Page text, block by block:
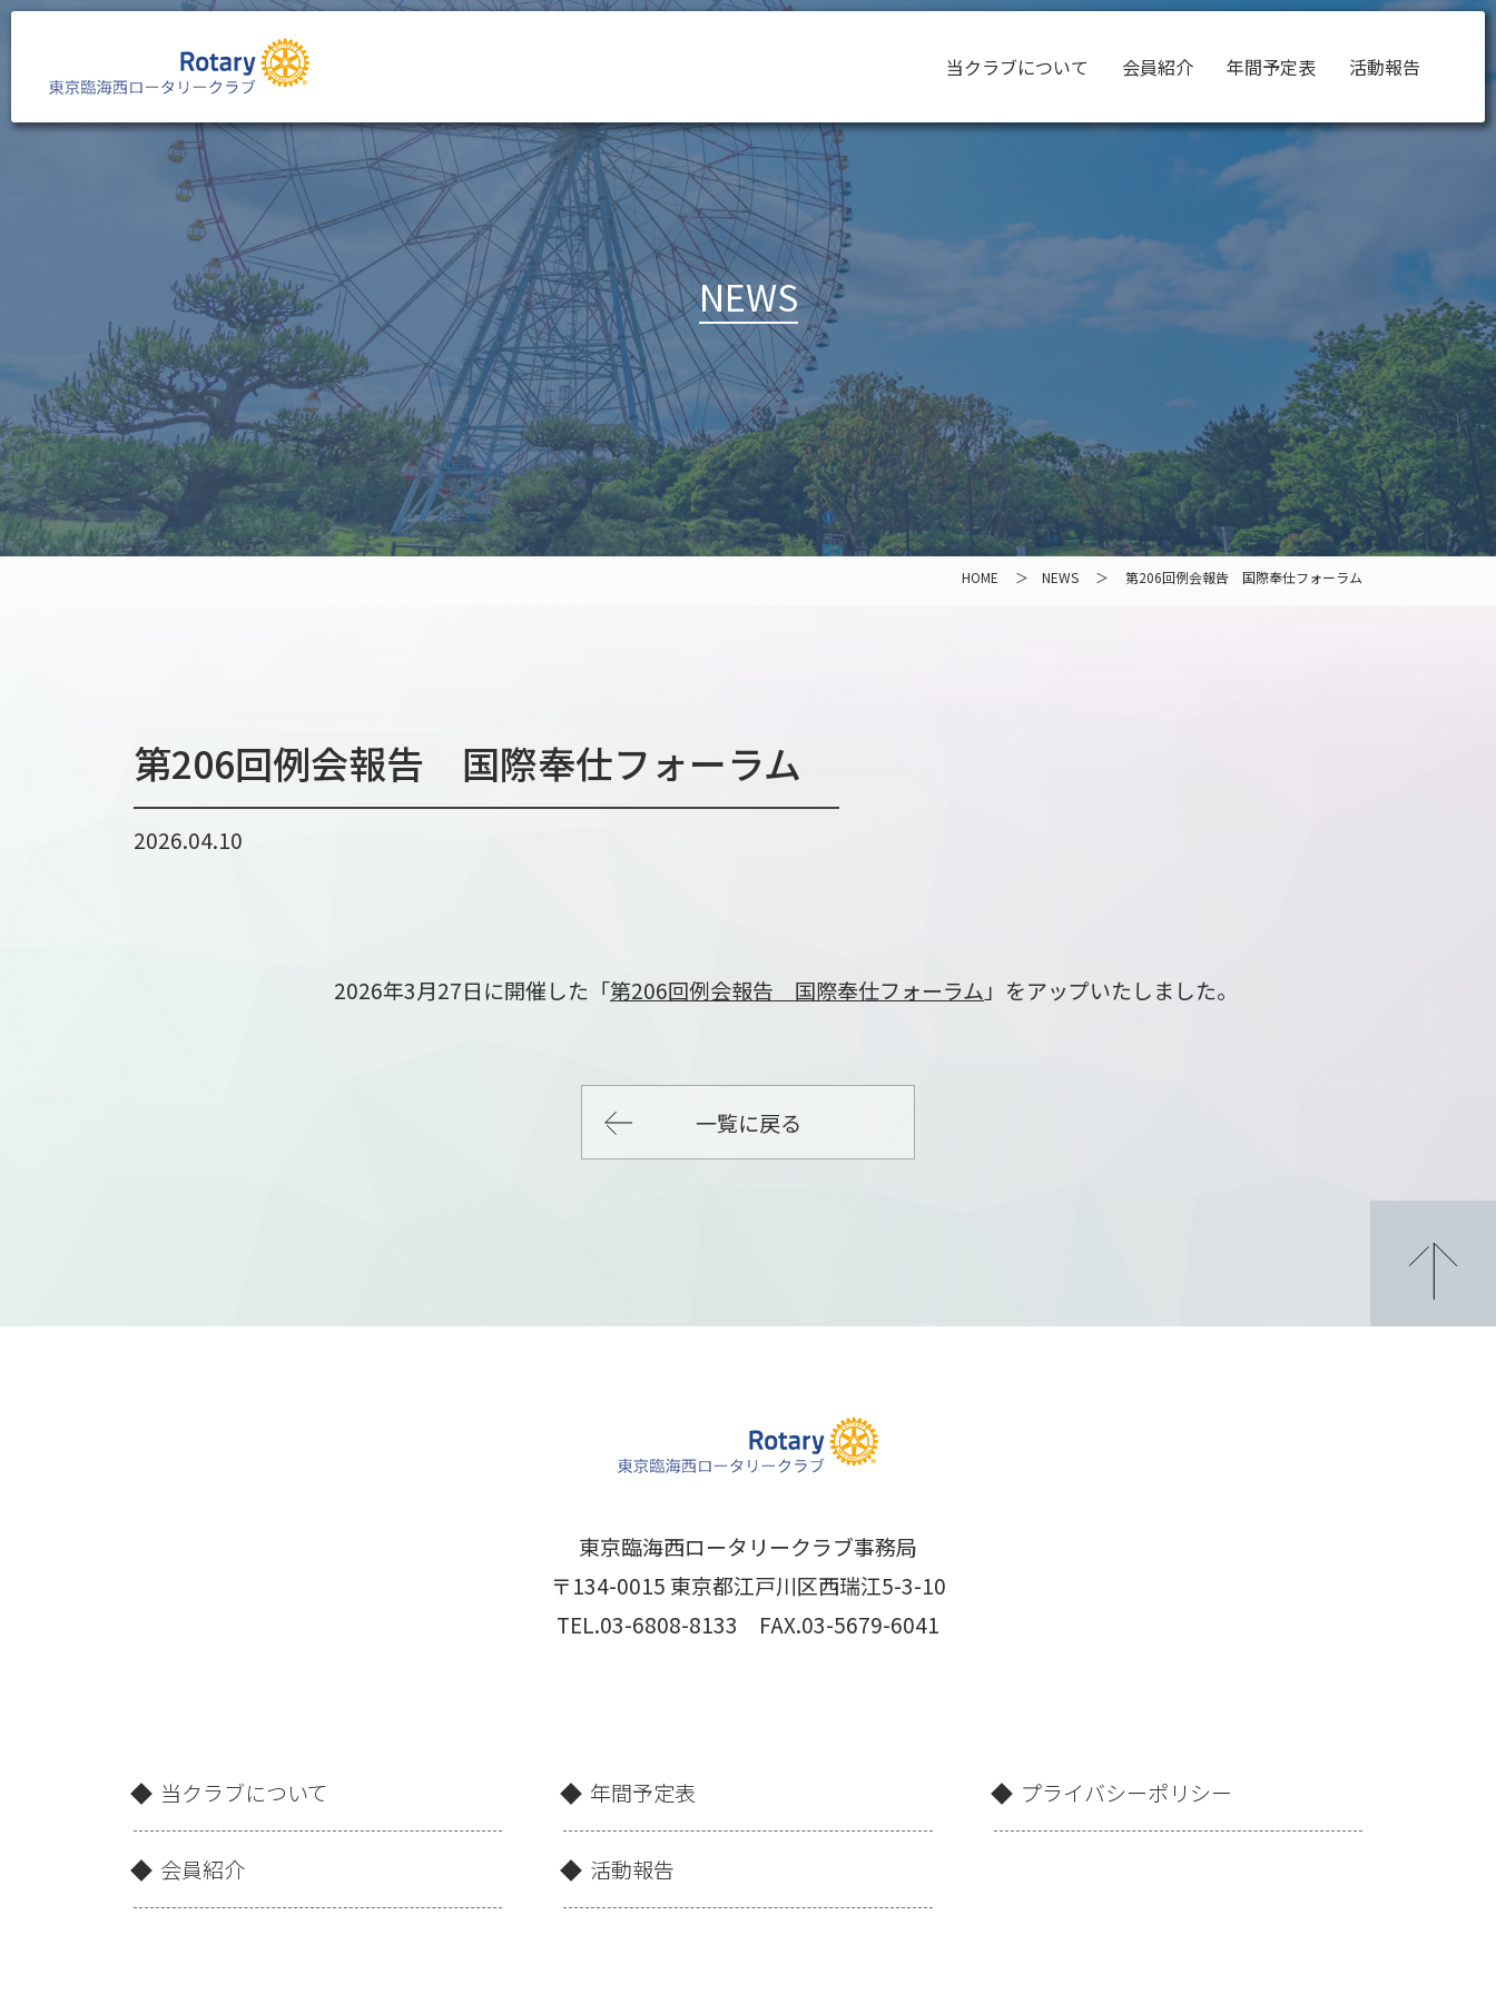
当クラブについて 会員紹介 年間予定表 活動報告
NEWS
HOME NEWS 第206回例会報告 国際奉仕フォーラム
第206回例会報告 国際奉仕フォーラム
2026.04.10
2026年3月27日に開催した「第206回例会報告 国際奉仕フォーラム 」をアップいたしました。
一覧に戻る
東京臨海西ロータリークラブ事務局
〒134-0015 東京都江戸川区西瑞江5-3-10
TEL.03-6808-8133 FAX.03-5679-6041
当クラブについて
会員紹介
年間予定表
活動報告
プライバシーポリシー